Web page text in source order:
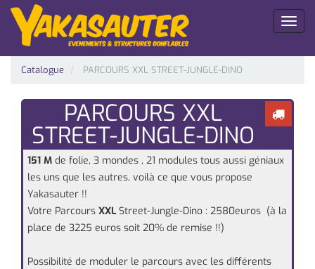
Toggle
Catalogue PARCOURS XXL STREET-JUNGLE-DINO
PARCOURS XXL
STREET-JUNGLE-DINO
151 M de folie, 3 mondes , 21 modules tous aussi géniaux
les uns que les autres, voilà ce que vous propose
Yakasauter !!
Votre Parcours XXLStreet-Jungle-Dino : 2580euros (à la
place de 3225 euros soit 20% de remise !!)
Possibilité de moduler le parcours avec les différents